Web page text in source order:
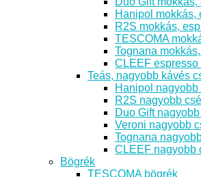
Hanipol mokkás,
R2S mokkás,
TESCOMA
Tognana
CLEEF espresso
Teás, nagyobb kávés
Hanipol
R2S nagyobb
Duo Gift
Veroni nagyobb
Tognana
CLEEF nagyobb
Bögrék
TESCOMA bögrék